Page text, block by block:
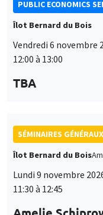
Îlot Bernard du Bois
Vendredi 6 novembre
12:00 à 13:00
TBA
Îlot Bernard du Bois
Lundi 9 novembre
11:30 à 12:45
Amelie
University of Bonn
des
personnelles
et
des
cookies
Ce site utilise des
contenus multimédias.
politique de
Personnaliser